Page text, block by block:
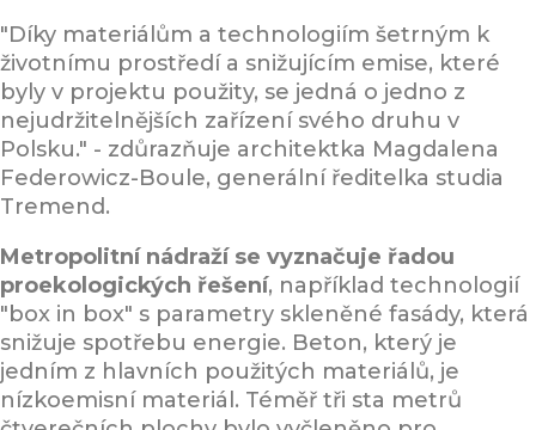
"Díky materiálům a technologiím šetrným k
životnímu prostředí a snižujícím emise, které
byly v projektu použity, se jedná o jedno z
nejudržitelnějších zařízení svého druhu v
Polsku." - zdůrazňuje architektka Magdalena
Federowicz-Boule, generální ředitelka studia
Tremend.
Metropolitní nádraží se vyznačuje řadou
proekologických řešení, například technologií
"box in box" s parametry skleněné fasády, která
snižuje spotřebu energie. Beton, který je
jedním z hlavních použitých materiálů, je
nízkoemisní materiál. Téměř tři sta metrů